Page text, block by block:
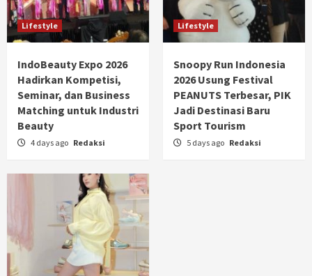
Lifestyle
IndoBeauty Expo 2026
Hadirkan Kompetisi,
Seminar, dan Business
Matching untuk Industri
Beauty
4 days ago Redaksi
Lifestyle
Snoopy Run Indonesia
2026 Usung Festival
PEANUTS Terbesar, PIK
Jadi Destinasi Baru
Sport Tourism
5 days ago Redaksi